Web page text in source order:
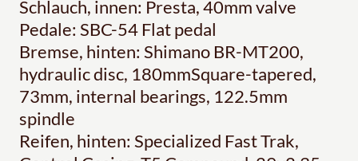
Schlauch, innen: Presta, 40mm valve
Pedale: SBC-54 Flat pedal
Bremse, hinten: Shimano BR-MT200,
hydraulic disc, 180mmSquare-tapered,
73mm, internal bearings, 122.5mm
spindle
Reifen, hinten: Specialized Fast Trak,